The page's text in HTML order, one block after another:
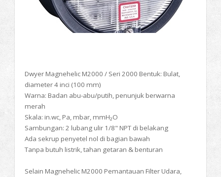
Dwyer Magnehelic M2000 / Seri 2000 Bentuk: Bulat,
diameter 4 inci (100 mm)
Warna: Badan abu-abu/putih, penunjuk berwarna
merah
Skala: in.wc, Pa, mbar, mmH₂O
Sambungan: 2 lubang ulir 1/8" NPT di belakang
Ada sekrup penyetel nol di bagian bawah
Tanpa butuh listrik, tahan getaran & benturan
Selain Magnehelic M2000 Pemantauan Filter Udara,